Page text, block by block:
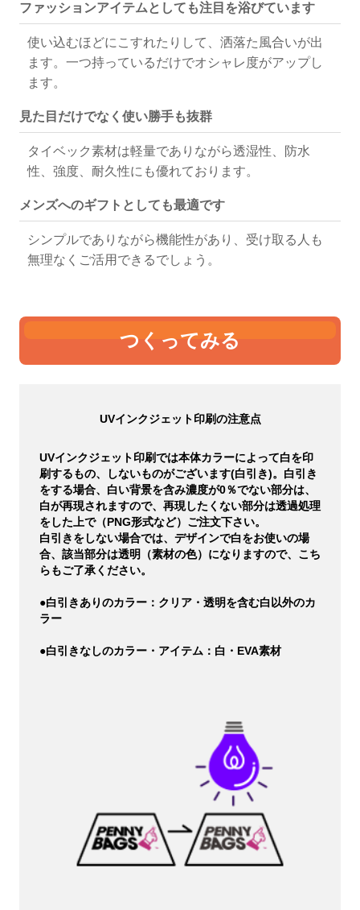
ファッションアイテムとしても注目を浴びています
使い込むほどにこすれたりして、洒落た風合いが出
ます。一つ持っているだけでオシャレ度がアップし
ます。
見た目だけでなく使い勝手も抜群
タイベック素材は軽量でありながら透湿性、防水
性、強度、耐久性にも優れております。
メンズへのギフトとしても最適です
シンプルでありながら機能性があり、受け取る人も
無理なくご活用できるでしょう。
つくってみる
UVインクジェット印刷の注意点
UVインクジェット印刷では本体カラーによって白を印
刷するもの、しないものがございます(白引き)。白引き
をする場合、白い背景を含み濃度が0％でない部分は、
白が再現されますので、再現したくない部分は透過処理
をした上で（PNG形式など）ご注文下さい。
白引きをしない場合では、デザインで白をお使いの場
合、該当部分は透明（素材の色）になりますので、こち
らもご了承ください。
●白引きありのカラー：クリア・透明を含む白以外のカ
ラー
●白引きなしのカラー・アイテム：白・EVA素材